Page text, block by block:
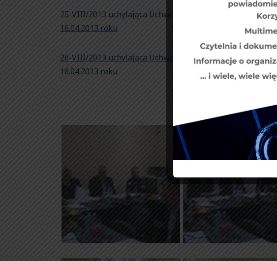
25-VIII/2013 uchylająca Uchwałę nr 102013 Zarządu
16.04.2013 roku
26-VIII/2013 uchylająca Uchwałę nr 11 2013 Zarządu
16.04.2013 roku